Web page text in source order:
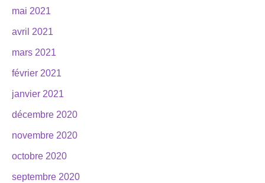
mai 2021
avril 2021
mars 2021
février 2021
janvier 2021
décembre 2020
novembre 2020
octobre 2020
septembre 2020